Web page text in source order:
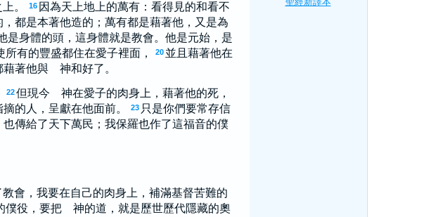
。 16 因為天上地上的萬有：看得見的和看不
都是本著他造的；萬有都是藉著他，又是為
是身體的頭，這身體就是教會。他是元始，是
有的豐盛都住在愛子裡面， 20 並且藉著他在
藉著他與 神和好了。
22 但現今 神在愛子的肉身上，藉著他的死，
的人，呈獻在他面前。
23 只是你們要常存信
傳給了天下萬民；我保羅也作了這福音的僕
會，我要在自己的肉身上，補滿基督苦難的
役，要把 神的道，就是歷世歷代隱藏的奧